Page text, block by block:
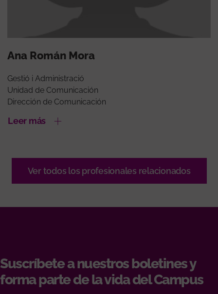
Ana Román Mora
Gestió i Administració
Unidad de Comunicación
Dirección de Comunicación
Leer más
Ver todos los profesionales relacionados
Suscríbete a nuestros boletines y
forma parte de la vida del Campus